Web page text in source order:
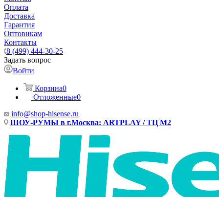
Оплата
Доставка
Гарантия
Оптовикам
Контакты
8 (499) 444-30-25
Задать вопрос
Войти
Корзина0
Отложенные0
info@shop-hisense.ru
ШОУ-РУМЫ в г.Москва: ARTPLAY / ТЦ М2